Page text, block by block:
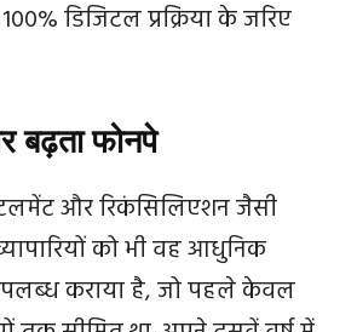
डिजिटल प्रक्रिया के जरिए
बढ़ता फोनपे
और रिकंसिलिएशन जैसी
को भी वह आधुनिक
कराया है, जो पहले केवल